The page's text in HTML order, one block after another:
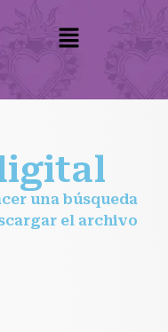
una búsqueda
el archivo